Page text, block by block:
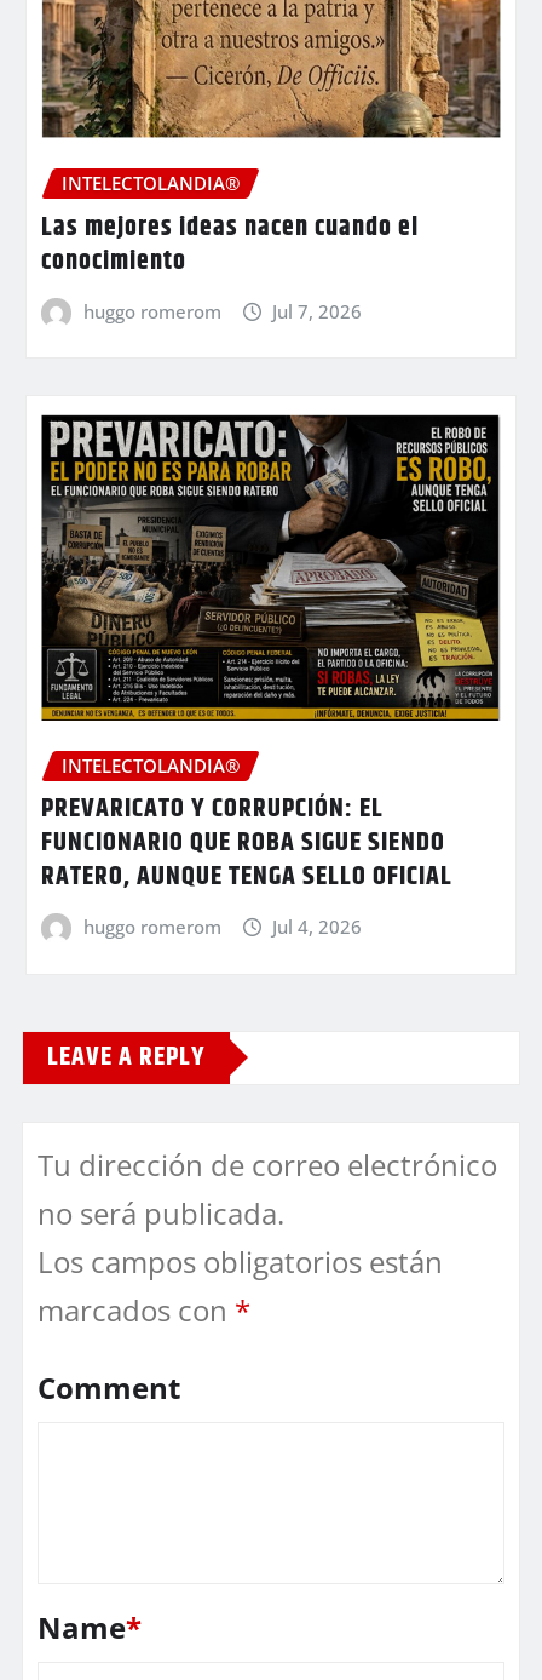
INTELECTOLANDIA®
Las mejores ideas nacen cuando el
conocimiento
huggo romerom Jul 7, 2026
INTELECTOLANDIA®
PREVARICATO Y CORRUPCIÓN: EL
FUNCIONARIO QUE ROBA SIGUE SIENDO
RATERO, AUNQUE TENGA SELLO OFICIAL
huggo romerom Jul 4, 2026
LEAVE A REPLY
Tu dirección de correo electrónico
no será publicada.
Los campos obligatorios están
marcados con *
Comment
Name*